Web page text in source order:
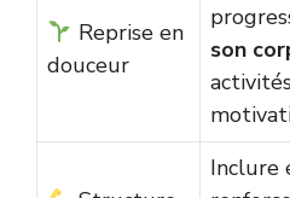
Reprise en
douceur
son
Inclure